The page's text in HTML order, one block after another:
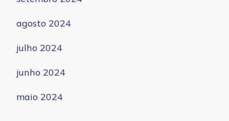
agosto 2024
julho 2024
junho 2024
maio 2024